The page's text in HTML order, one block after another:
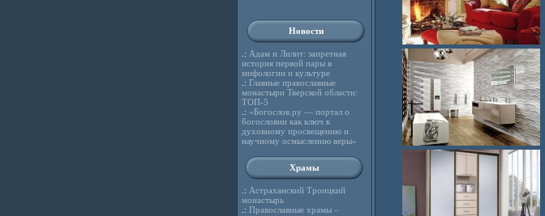
Новости
.: Адам и Лилит: запретная
история первой пары в
мифологии и культуре
.: Главные православные
монастыри Тверской области:
ТОП-5
.: «Богослов.ру — портал о
богословии как ключ к
духовному просвещению и
научному осмыслению веры»
Храмы
.: Астраханский Троицкий
монастырь
.: Православные храмы –